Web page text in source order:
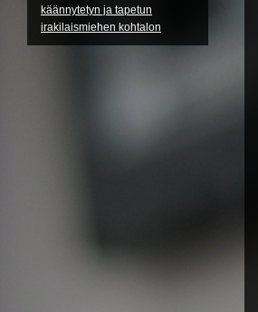
käännytetyn ja tapetun
irakilaismiehen kohtalon